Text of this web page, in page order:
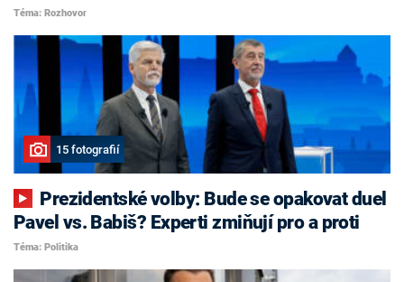
Téma: Rozhovor
15 fotografií
Pavel vs. Babiš? Experti zmiňují pro a proti
Téma: Politika